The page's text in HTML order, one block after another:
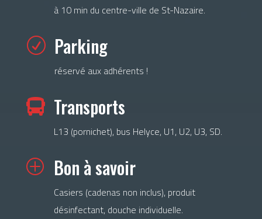
à 10 min du centre-ville de St-Nazaire.
R Parking
réservé aux adhérents !
 Transports
L13 (pornichet), bus Helyce, U1, U2, U3, SD.
P Bon à savoir
Casiers (cadenas non inclus), produit
désinfectant, douche individuelle.